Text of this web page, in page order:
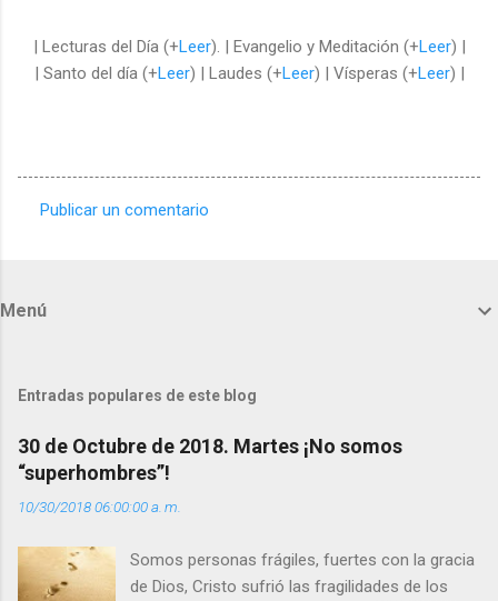
| Lecturas del Día (+Leer). | Evangelio y Meditación (+Leer) |
| Santo del día (+Leer) | Laudes (+Leer) | Vísperas (+Leer) |
t
r
i
o
s
Publicar un comentario
Menú
Entradas populares de este blog
30 de Octubre de 2018. Martes ¡No somos
“superhombres”!
10/30/2018 06:00:00 a. m.
Somos personas frágiles, fuertes con la gracia
de Dios, Cristo sufrió las fragilidades de los